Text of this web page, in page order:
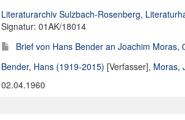
Literaturarchiv Sulzbach-Rosenberg,
Signatur: 01AK/18014
Brief von Hans Bender an Joachim Moras,
Bender, Hans (1919-2015) [Verfasser], Moras,
02.04.1960